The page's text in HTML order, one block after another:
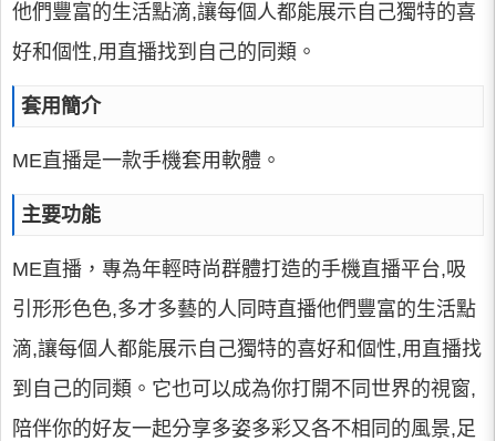
他們豐富的生活點滴,讓每個人都能展示自己獨特的喜
好和個性,用直播找到自己的同類。
套用簡介
ME直播是一款手機套用軟體。
主要功能
ME直播，專為年輕時尚群體打造的手機直播平台,吸
引形形色色,多才多藝的人同時直播他們豐富的生活點
滴,讓每個人都能展示自己獨特的喜好和個性,用直播找
到自己的同類。它也可以成為你打開不同世界的視窗,
陪伴你的好友一起分享多姿多彩又各不相同的風景,足